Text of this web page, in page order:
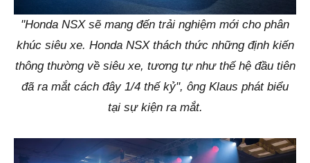
"Honda NSX sẽ mang đến trải nghiệm mới cho phân
khúc siêu xe. Honda NSX thách thức những định kiến
thông thường về siêu xe, tương tự như thế hệ đầu tiên
đã ra mắt cách đây 1/4 thế kỷ", ông Klaus phát biểu
tại sự kiện ra mắt.